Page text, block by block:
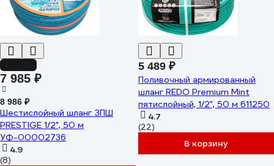
7 985 ₽
8 986 ₽
Шестислойный шланг ЗПШ
PRESTIGE 1/2", 50 м
УФ-00002736
4.9
(8)
5 489 ₽
Поливочный армированный
шланг REDO Premium Mint
пятислойный, 1/2", 50 м 611250
4.7
(22)
В корзину